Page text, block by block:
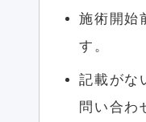
施術開始
す。
記載がな
問い合わ